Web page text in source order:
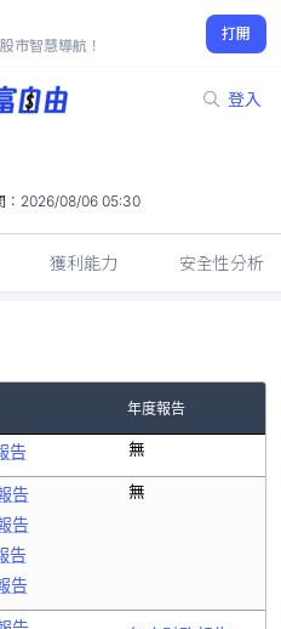
市智慧導航！
打開
登入
2026/08/06 05:30
獲利能力 安全性分析
年度報告
告 無
告
告
告
告
無